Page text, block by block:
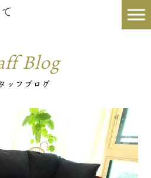
Blog
ッフブログ